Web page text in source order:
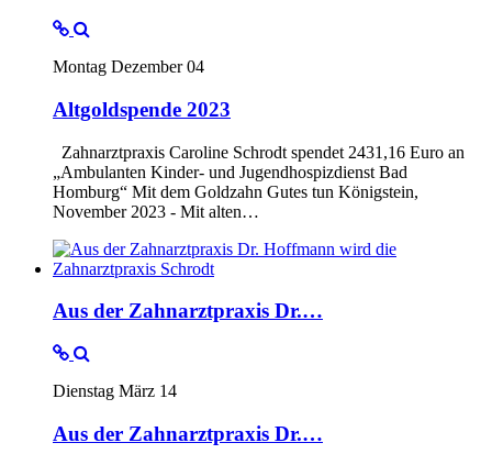
Montag Dezember 04
Altgoldspende 2023
Zahnarztpraxis Caroline Schrodt spendet 2431,16 Euro an
„Ambulanten Kinder- und Jugendhospizdienst Bad
Homburg“ Mit dem Goldzahn Gutes tun Königstein,
November 2023 - Mit alten…
Aus der Zahnarztpraxis Dr.…
Dienstag März 14
Aus der Zahnarztpraxis Dr.…